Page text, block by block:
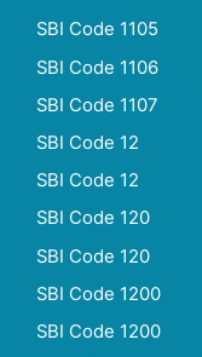
SBI Code 1105
SBI Code 1106
SBI Code 1107
SBI Code 12
SBI Code 12
SBI Code 120
SBI Code 120
SBI Code 1200
SBI Code 1200